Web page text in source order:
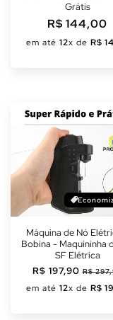
Grátis
Preço
normal
R$ 144,00
em até 12x de R$
Máquina de Nó
Bobina - Maquininha
SF Elétrica
Preço
normal
R$ 197,90 Preço
R$
em até 12x de R$